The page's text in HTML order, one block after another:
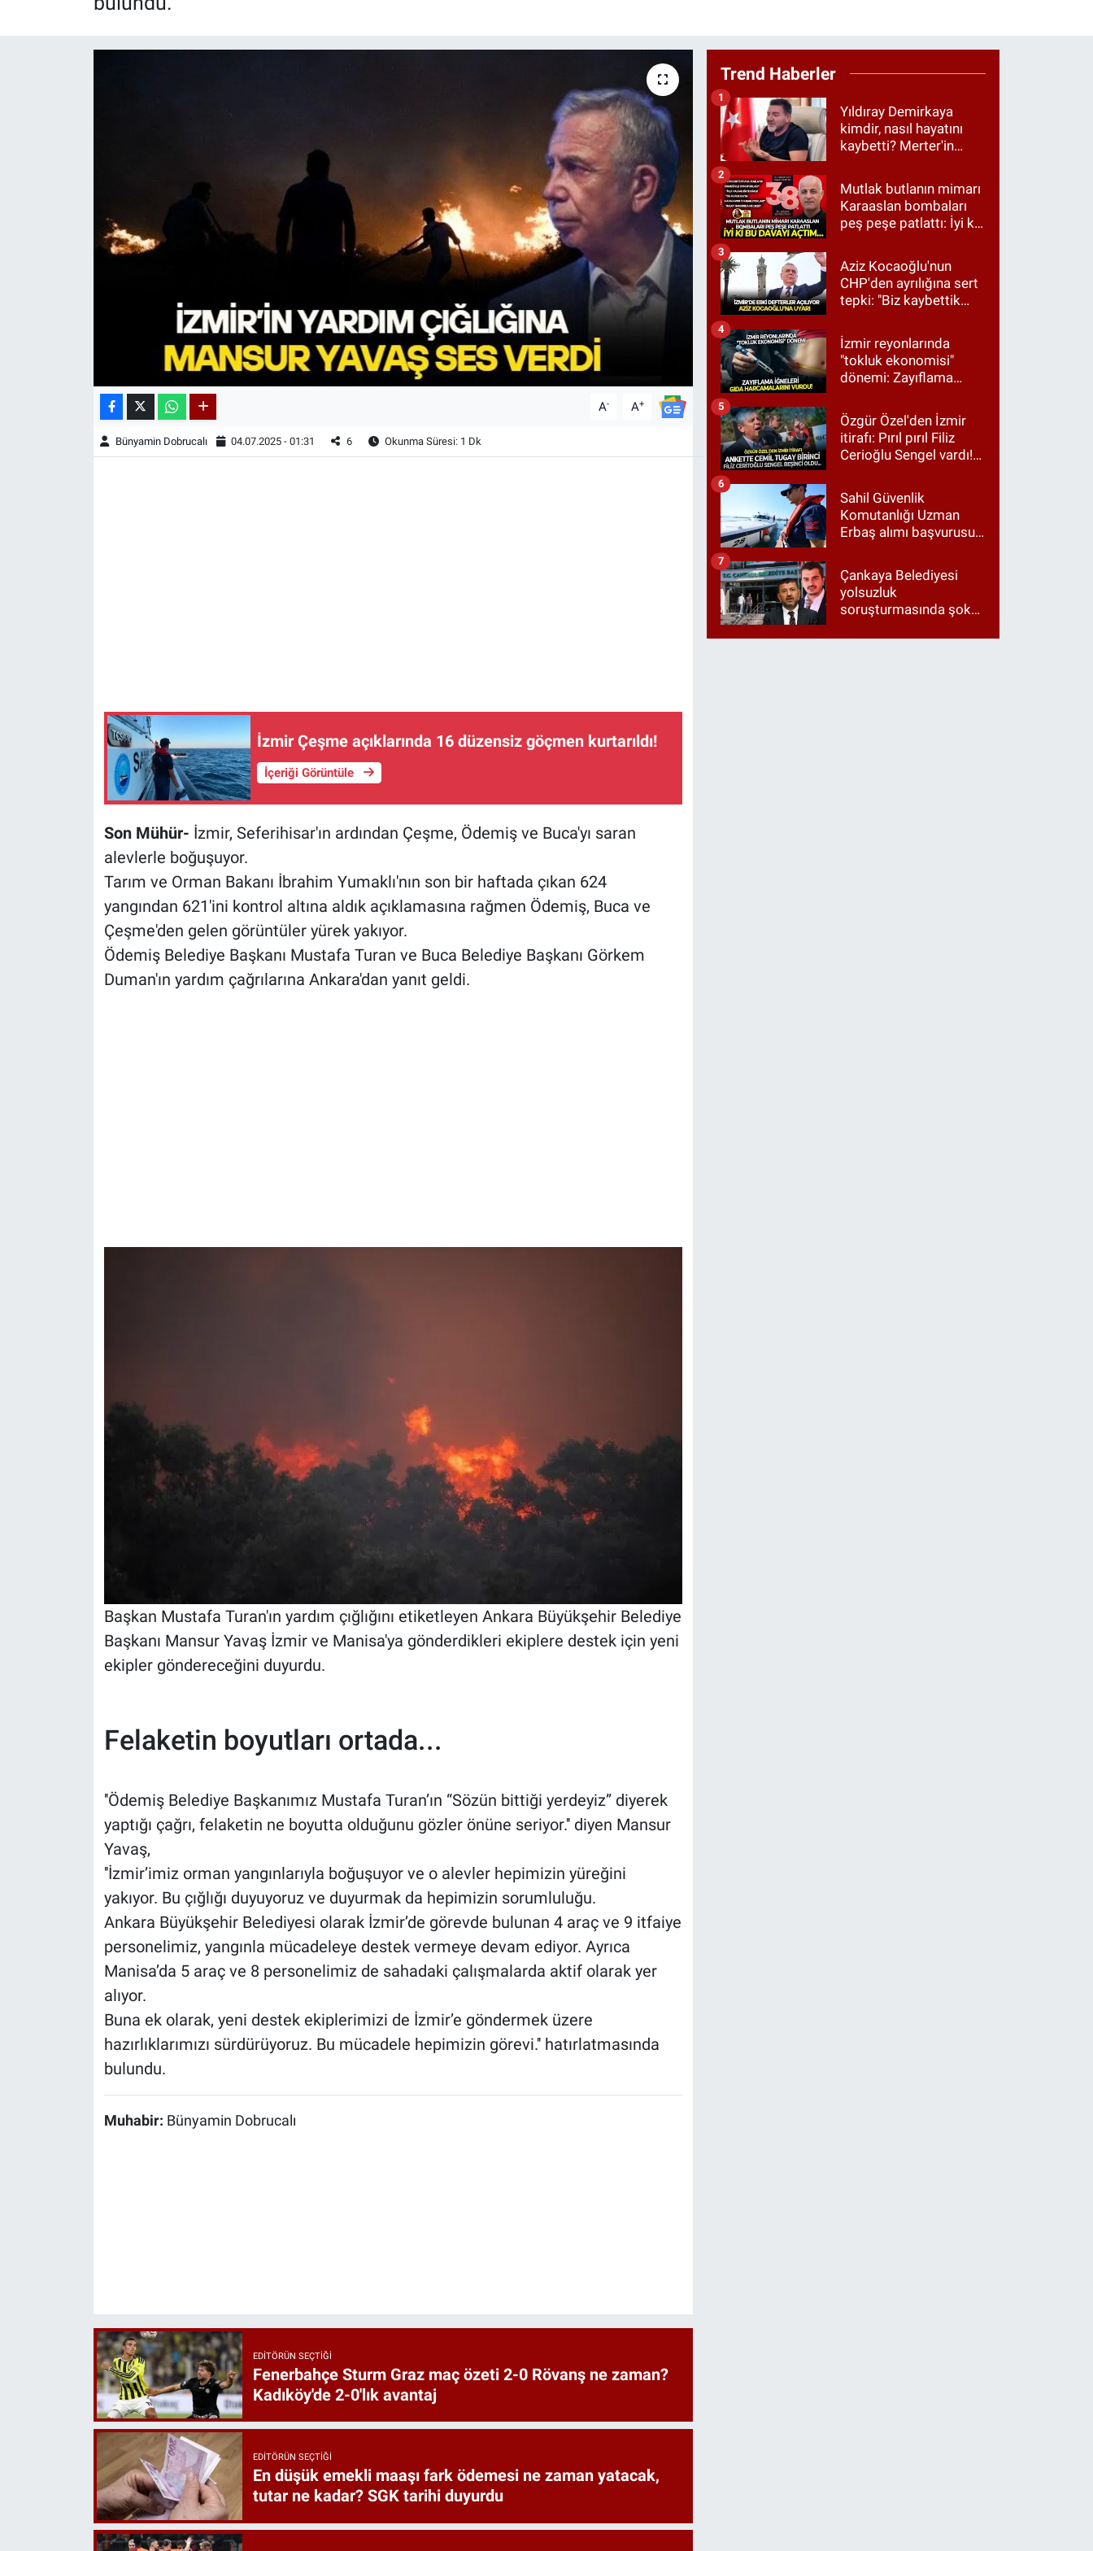
A- A+
Bünyamin Dobrucalı 04.07.2025 - 01:31 6 Okunma Süresi: 1 Dk
İzmir Çeşme açıklarında 16 düzensiz göçmen kurtarıldı!
İçeriği Görüntüle
Son Mühür- İzmir, Seferihisar'ın ardından Çeşme, Ödemiş ve Buca'yı saran
alevlerle boğuşuyor.
Tarım ve Orman Bakanı İbrahim Yumaklı'nın son bir haftada çıkan 624
yangından 621'ini kontrol altına aldık açıklamasına rağmen Ödemiş, Buca ve
Çeşme'den gelen görüntüler yürek yakıyor.
Ödemiş Belediye Başkanı Mustafa Turan ve Buca Belediye Başkanı Görkem
Duman'ın yardım çağrılarına Ankara'dan yanıt geldi.
Başkan Mustafa Turan'ın yardım çığlığını etiketleyen Ankara Büyükşehir Belediye
Başkanı Mansur Yavaş İzmir ve Manisa'ya gönderdikleri ekiplere destek için yeni
ekipler göndereceğini duyurdu.
Felaketin boyutları ortada...
''Ödemiş Belediye Başkanımız Mustafa Turan’ın “Sözün bittiği yerdeyiz” diyerek
yaptığı çağrı, felaketin ne boyutta olduğunu gözler önüne seriyor.'' diyen Mansur
Yavaş,
''İzmir’imiz orman yangınlarıyla boğuşuyor ve o alevler hepimizin yüreğini
yakıyor. Bu çığlığı duyuyoruz ve duyurmak da hepimizin sorumluluğu.
Ankara Büyükşehir Belediyesi olarak İzmir’de görevde bulunan 4 araç ve 9 itfaiye
personelimiz, yangınla mücadeleye destek vermeye devam ediyor. Ayrıca
Manisa’da 5 araç ve 8 personelimiz de sahadaki çalışmalarda aktif olarak yer
alıyor.
Buna ek olarak, yeni destek ekiplerimizi de İzmir’e göndermek üzere
hazırlıklarımızı sürdürüyoruz. Bu mücadele hepimizin görevi.'' hatırlatmasında
bulundu.
Muhabir: Bünyamin Dobrucalı
EDITÖRÜN SEÇTIĞI
Fenerbahçe Sturm Graz maç özeti 2-0 Rövanş ne zaman?
Kadıköy'de 2-0'lık avantaj
EDITÖRÜN SEÇTIĞI
En düşük emekli maaşı fark ödemesi ne zaman yatacak,
tutar ne kadar? SGK tarihi duyurdu
Trend Haberler
Yıldıray Demirkaya
kimdir, nasıl hayatını
kaybetti? Merter'in
mesajı
1
Mutlak butlanın mimarı
Karaaslan bombaları
peş peşe patlattı: İyi ki
2
Aziz Kocaoğlu'nun
CHP'den ayrılığına sert
tepki: "Biz kaybettik
etmedik"
3
İzmir reyonlarında
"tokluk ekonomisi"
dönemi: Zayıflama
harcamalarını vurdu!
4
Özgür Özel'den İzmir
itirafı: Pırıl pırıl Filiz
Cerioğlu Sengel vardı!
Tugay birinci çıktı
5
Sahil Güvenlik
Komutanlığı Uzman
Erbaş alımı başvurusu
başvuru şartları neler?
6
Çankaya Belediyesi
yolsuzluk
soruşturmasında şok
Ağbaba yönetiyordu..."
7